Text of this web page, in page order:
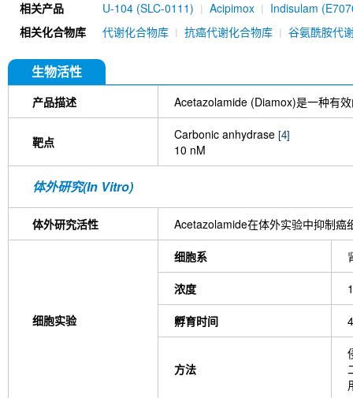
相关产品
U-104 (SLC-0111) Acipimox
Indisulam
相关化合物库
代谢化合物库 抗癌代谢化合物库 谷氨酰胺代
生物活性
产品描述 Acetazolamide (Diamox)是一种有
靶点 Carbonic anhydrase [4]
10 nM
体外研究(In Vitro)
体外研究活性 Acetazolamide在体外实验中抑制癌
细胞实验
细胞系
浓度
孵育时间
方法